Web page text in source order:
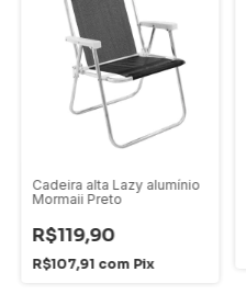
Cadeira alta Lazy alumínio
Mormaii Preto
R$119,90
R$107,91 com Pix